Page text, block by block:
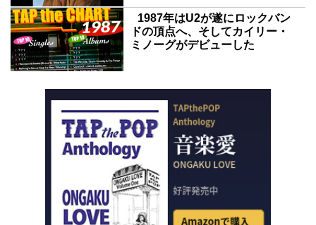
1987年はU2が遂にロックバン
ドの頂点へ、そしてカイリー・
ミノーグがデビューした